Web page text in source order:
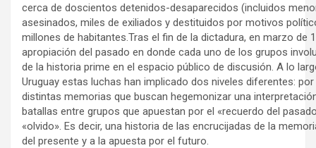
cerca de doscientos detenidos-desaparecidos (incluidos
asesinados, miles de exiliados y destituidos por motivos
millones de habitantes.Tras el fin de la dictadura, en marzo de
apropiación del pasado en donde cada uno de los grupos
de la historia prime en el espacio público de discusión. A lo
Uruguay estas luchas han implicado dos niveles diferentes:
distintas memorias que buscan hegemonizar una
batallas entre grupos que apuestan por el «recuerdo del
«olvido». Es decir, una historia de las encrucijadas de la
del presente y a la apuesta por el futuro.